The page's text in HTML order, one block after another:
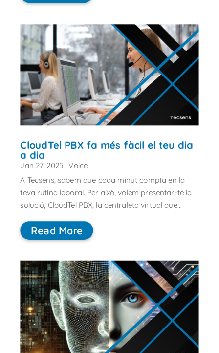
CloudTel PBX fa més fàcil el teu dia
a dia
Jan 27, 2025|Voice
A Tecsens, sabem que cada minut compta en la
teva rutina laboral. Per això, volem presentar-te la
solució, CloudTel PBX, la centraleta virtual que...
Read More